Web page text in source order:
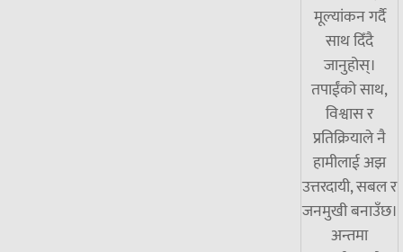
मूल्यांकन गर्दै
साथ दिँदै
जानुहोस्।
तपाईंको साथ,
विश्वास र
प्रतिक्रियाले नै
हामीलाई अझ
उत्तरदायी, सबल र
जनमुखी बनाउँछ।
अन्तमा